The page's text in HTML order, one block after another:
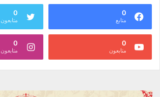
0
متابع
0
متابعون
0
متابعون
0
متابعون